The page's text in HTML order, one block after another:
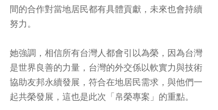
間的合作對當地居民都有具體貢獻，未來也會持續
努力。
她強調，相信所有台灣人都會引以為榮，因為台灣
是世界良善的力量，台灣的外交係以軟實力與技術
協助友邦永續發展，符合在地居民需求，與他們一
起共榮發展，這也是此次「帛榮專案」的重點。